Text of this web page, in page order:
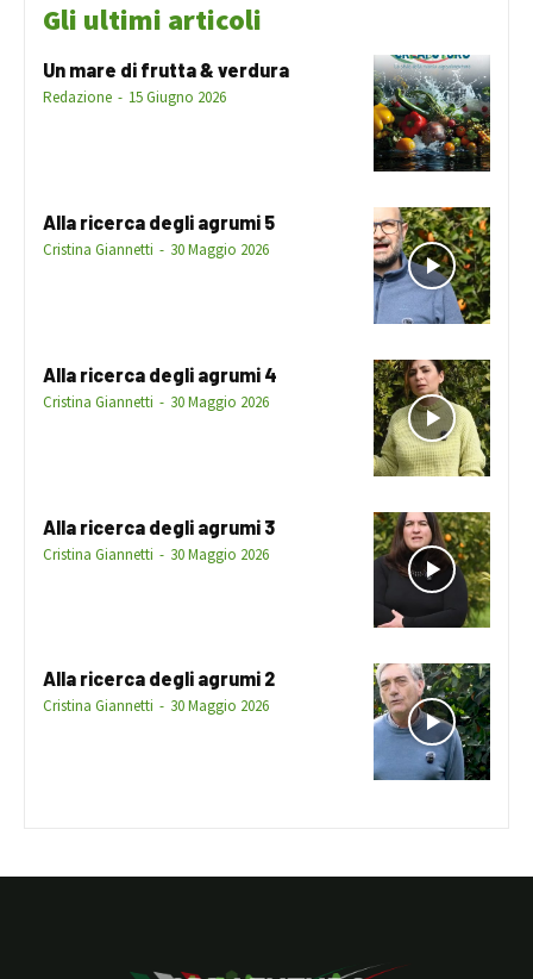
Gli ultimi articoli
Un mare di frutta & verdura
Redazione - 15 Giugno 2026
Alla ricerca degli agrumi 5
Cristina Giannetti - 30 Maggio 2026
Alla ricerca degli agrumi 4
Cristina Giannetti - 30 Maggio 2026
Alla ricerca degli agrumi 3
Cristina Giannetti - 30 Maggio 2026
Alla ricerca degli agrumi 2
Cristina Giannetti - 30 Maggio 2026